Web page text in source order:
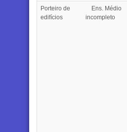
Porteiro de
edifícios
Ens. Médio
incompleto